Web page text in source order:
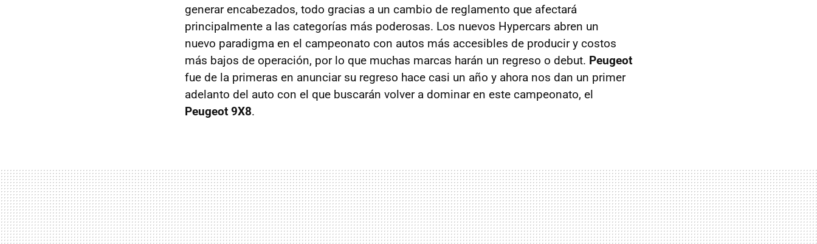
generar encabezados, todo gracias a un cambio de reglamento que afectará
principalmente a las categorías más poderosas. Los nuevos Hypercars abren un
nuevo paradigma en el campeonato con autos más accesibles de producir y costos
más bajos de operación, por lo que muchas marcas harán un regreso o debut. Peugeot
fue de la primeras en anunciar su regreso hace casi un año y ahora nos dan un primer
adelanto del auto con el que buscarán volver a dominar en este campeonato, el
Peugeot 9X8.